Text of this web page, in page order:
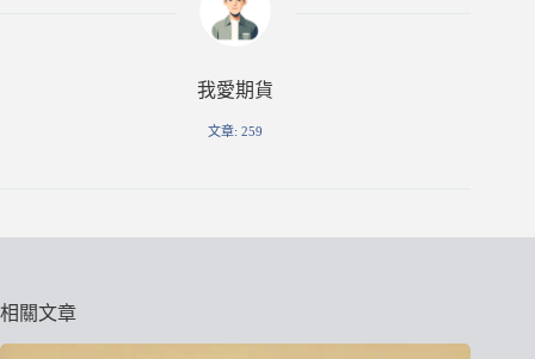
我愛期貨
文章: 259
相關文章